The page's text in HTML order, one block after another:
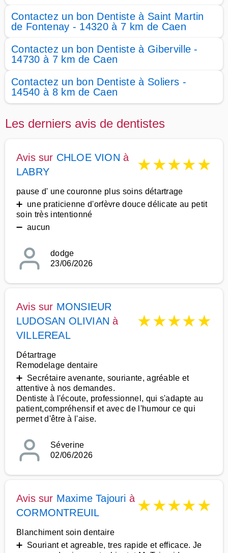
Contactez un bon Dentiste à Saint Martin
de Fontenay - 14320 à 7 km de Caen
Contactez un bon Dentiste à Giberville -
14730 à 7 km de Caen
Contactez un bon Dentiste à Soliers -
14540 à 8 km de Caen
Les derniers avis de dentistes
Avis sur CHLOE VION à
LABRY
★★★★★
pause d' une couronne plus soins détartrage
➕ une praticienne d'orfèvre douce délicate au petit
soin très intentionné
➖ aucun
dodge
23/06/2026
Avis sur MONSIEUR
LUDOSAN OLIVIAN à
VILLEREAL
★★★★★
Détartrage
Remodelage dentaire
➕ Secrétaire avenante, souriante, agréable et
attentive à nos demandes.
Dentiste à l'écoute, professionnel, qui s'adapte au
patient,compréhensif et avec de l'humour ce qui
permet d'être à l'aise.
Séverine
02/06/2026
Avis sur Maxime Tajouri à
CORMONTREUIL
★★★★★
Blanchiment soin dentaire
➕ Souriant et agreable, tres rapide et efficace. Je